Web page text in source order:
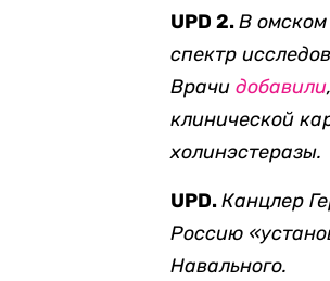
UPD 2.В
спектр
Врачидобавили
клинической
холинэстеразы.
UPD. Канцлер
Россию
Навального.